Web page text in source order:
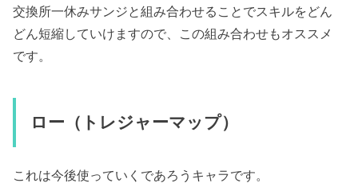
交換所一休みサンジと組み合わせることでスキルをどん
どん短縮していけますので、この組み合わせもオススメ
です。
ロー（トレジャーマップ）
これは今後使っていくであろうキャラです。